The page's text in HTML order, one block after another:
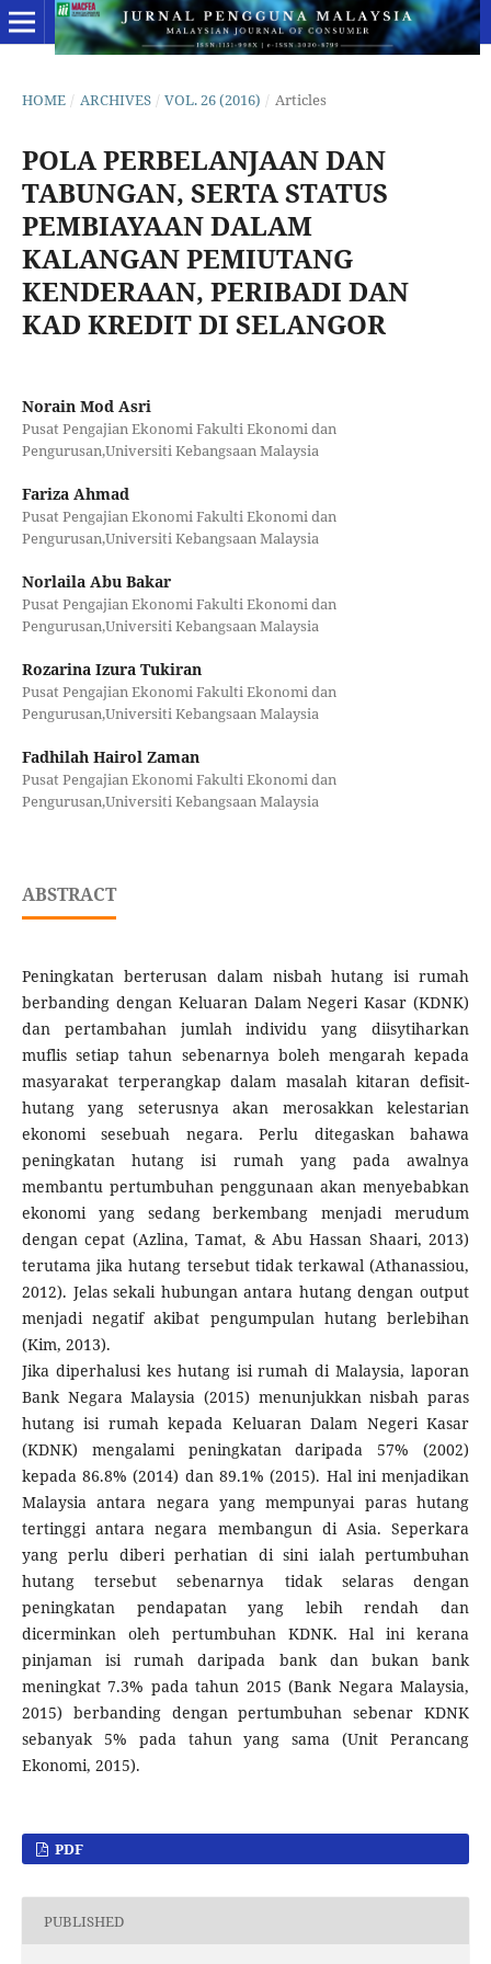
HOME / ARCHIVES / VOL. 26 (2016) / Articles
POLA PERBELANJAAN DAN
TABUNGAN, SERTA STATUS
PEMBIAYAAN DALAM
KALANGAN PEMIUTANG
KENDERAAN, PERIBADI DAN
KAD KREDIT DI SELANGOR
Norain Mod Asri
Pusat Pengajian Ekonomi Fakulti Ekonomi dan
Pengurusan,Universiti Kebangsaan Malaysia
Fariza Ahmad
Pusat Pengajian Ekonomi Fakulti Ekonomi dan
Pengurusan,Universiti Kebangsaan Malaysia
Norlaila Abu Bakar
Pusat Pengajian Ekonomi Fakulti Ekonomi dan
Pengurusan,Universiti Kebangsaan Malaysia
Rozarina Izura Tukiran
Pusat Pengajian Ekonomi Fakulti Ekonomi dan
Pengurusan,Universiti Kebangsaan Malaysia
Fadhilah Hairol Zaman
Pusat Pengajian Ekonomi Fakulti Ekonomi dan
Pengurusan,Universiti Kebangsaan Malaysia
ABSTRACT
Peningkatan berterusan dalam nisbah hutang isi rumah
berbanding dengan Keluaran Dalam Negeri Kasar (KDNK)
dan pertambahan jumlah individu yang diisytiharkan
muflis setiap tahun sebenarnya boleh mengarah kepada
masyarakat terperangkap dalam masalah kitaran defisit-
hutang yang seterusnya akan merosakkan kelestarian
ekonomi sesebuah negara. Perlu ditegaskan bahawa
peningkatan hutang isi rumah yang pada awalnya
membantu pertumbuhan penggunaan akan menyebabkan
ekonomi yang sedang berkembang menjadi merudum
dengan cepat (Azlina, Tamat, & Abu Hassan Shaari, 2013)
terutama jika hutang tersebut tidak terkawal (Athanassiou,
2012). Jelas sekali hubungan antara hutang dengan output
menjadi negatif akibat pengumpulan hutang berlebihan
(Kim, 2013).
Jika diperhalusi kes hutang isi rumah di Malaysia, laporan
Bank Negara Malaysia (2015) menunjukkan nisbah paras
hutang isi rumah kepada Keluaran Dalam Negeri Kasar
(KDNK) mengalami peningkatan daripada 57% (2002)
kepada 86.8% (2014) dan 89.1% (2015). Hal ini menjadikan
Malaysia antara negara yang mempunyai paras hutang
tertinggi antara negara membangun di Asia. Seperkara
yang perlu diberi perhatian di sini ialah pertumbuhan
hutang tersebut sebenarnya tidak selaras dengan
peningkatan pendapatan yang lebih rendah dan
dicerminkan oleh pertumbuhan KDNK. Hal ini kerana
pinjaman isi rumah daripada bank dan bukan bank
meningkat 7.3% pada tahun 2015 (Bank Negara Malaysia,
2015) berbanding dengan pertumbuhan sebenar KDNK
sebanyak 5% pada tahun yang sama (Unit Perancang
Ekonomi, 2015).
PDF
PUBLISHED